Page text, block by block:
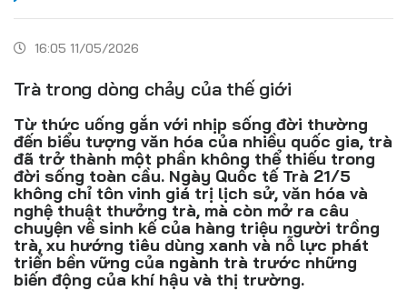
Kinh tế - Tiêu dùng
Đời sống
Thị trường
Doanh nghiệp – Doanh nhân
Đồ uống
Pháp luật
Khoa giáo
Multimedia
16:05 11/05/2026
Trà trong dòng chảy của thế giới
Từ thức uống gắn với nhịp sống đời thường
đến biểu tượng văn hóa của nhiều quốc gia, trà
đã trở thành một phần không thể thiếu trong
đời sống toàn cầu. Ngày Quốc tế Trà 21/5
không chỉ tôn vinh giá trị lịch sử, văn hóa và
nghệ thuật thưởng trà, mà còn mở ra câu
chuyện về sinh kế của hàng triệu người trồng
trà, xu hướng tiêu dùng xanh và nỗ lực phát
triển bền vững của ngành trà trước những
biến động của khí hậu và thị trường.